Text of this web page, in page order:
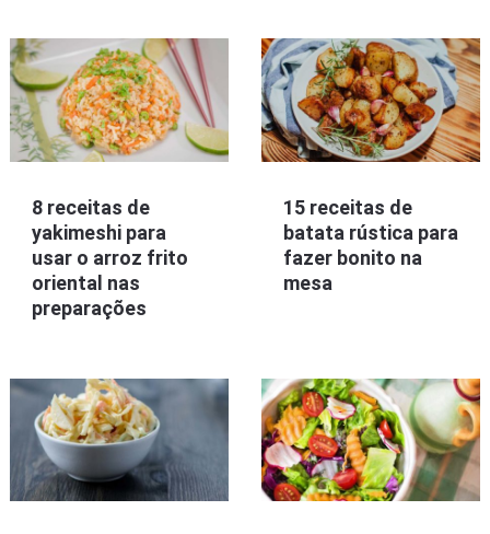
8 receitas de
yakimeshi para
usar o arroz frito
oriental nas
preparações
15 receitas de
batata rústica para
fazer bonito na
mesa